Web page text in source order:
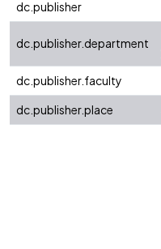
dc.publisher
dc.publisher.department
dc.publisher.faculty
dc.publisher.place